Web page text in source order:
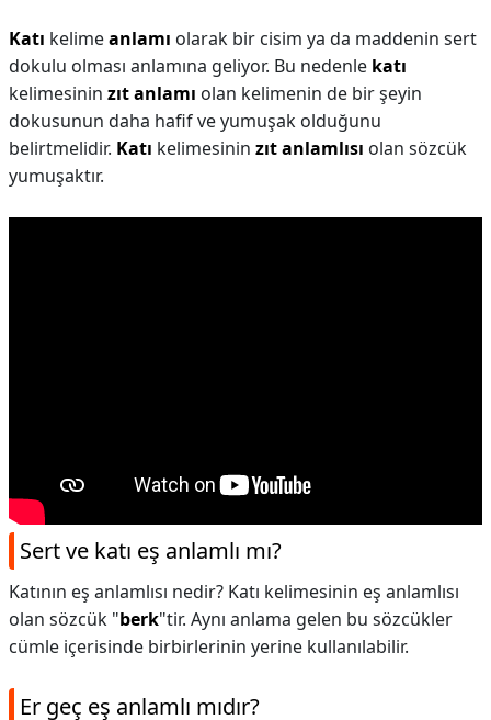
Katı kelimeanlamı olarak bir cisim ya da maddenin sert
dokulu olması anlamına geliyor. Bu nedenle katı
kelimesinin zıt anlamı olan kelimenin de bir şeyin
dokusunun daha hafif ve yumuşak olduğunu
belirtmelidir. Katı kelimesinin zıt anlamlısı olan sözcük
yumuşaktır.
Sert ve katı eş anlamlı mı?
Katının eş anlamlısı nedir? Katı kelimesinin eş anlamlısı
olan sözcük "berk"tir. Aynı anlama gelen bu sözcükler
cümle içerisinde birbirlerinin yerine kullanılabilir.
Er geç eş anlamlı mıdır?